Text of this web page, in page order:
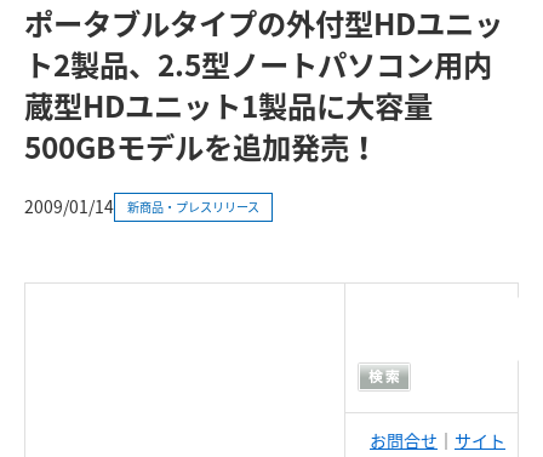
ポータブルタイプの外付型HDユニッ
ト2製品、2.5型ノートパソコン用内
蔵型HDユニット1製品に大容量
500GBモデルを追加発売！
2009/01/14 新商品・プレスリリース
お問合せ ｜ サイト